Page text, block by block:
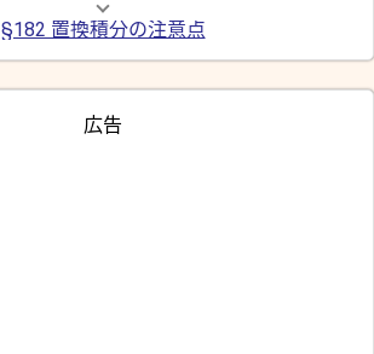
§182 置換積分の注意点
広告